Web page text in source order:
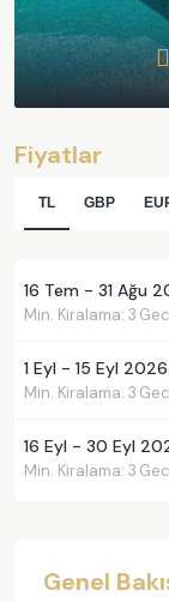
Fiyatlar
TL GBP
16 Tem - 31 Ağu
Min. Kiralama: 3
1 Eyl - 15 Eyl 2026
Min. Kiralama: 3
16 Eyl - 30 Eyl
Min. Kiralama: 3
Genel